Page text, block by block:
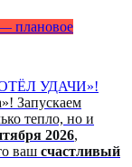
плановое
УДАЧИ»!
Запускаем
тепло, но и
2026,
ваш счастливый